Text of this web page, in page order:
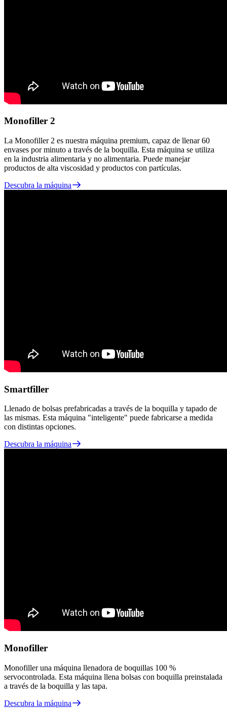
Monofiller 2
La Monofiller 2 es nuestra máquina premium, capaz de llenar 60
envases por minuto a través de la boquilla. Esta máquina se utiliza
en la industria alimentaria y no alimentaria. Puede manejar
productos de alta viscosidad y productos con partículas.
Descubra la máquina
Smartfiller
Llenado de bolsas prefabricadas a través de la boquilla y tapado de
las mismas. Esta máquina "inteligente" puede fabricarse a medida
con distintas opciones.
Descubra la máquina
Monofiller
Monofiller una máquina llenadora de boquillas 100 %
servocontrolada. Esta máquina llena bolsas con boquilla preinstalada
a través de la boquilla y las tapa.
Descubra la máquina